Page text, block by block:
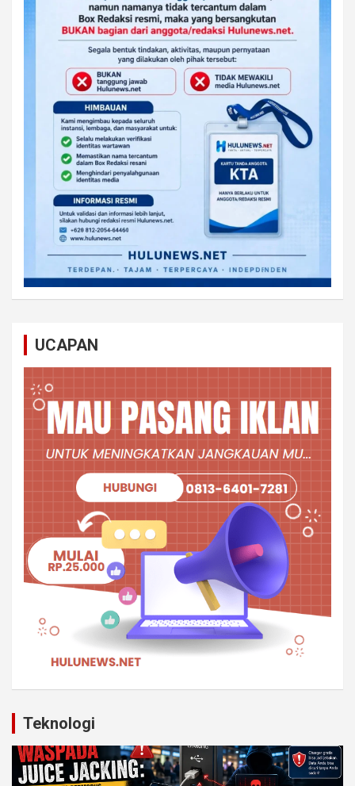
UCAPAN
Teknologi